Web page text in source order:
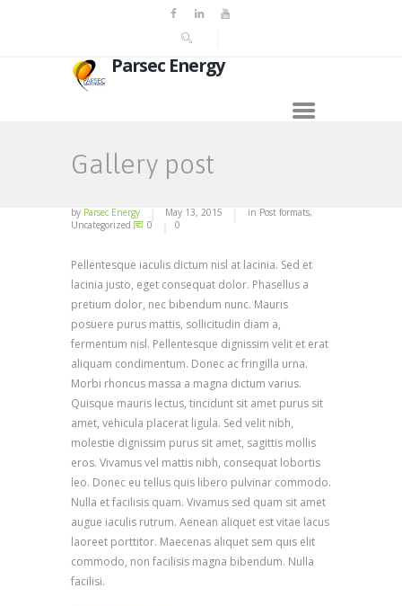
Parsec Energy
Gallery post
by Parsec Energy May 13, 2015 in Post formats,
Uncategorized
0 0
Pellentesque iaculis dictum nisl at lacinia. Sed et
lacinia justo, eget consequat dolor. Phasellus a
pretium dolor, nec bibendum nunc. Mauris
posuere purus mattis, sollicitudin diam a,
fermentum nisl. Pellentesque dignissim velit et erat
aliquam condimentum. Donec ac fringilla urna.
Morbi rhoncus massa a magna dictum varius.
Quisque mauris lectus, tincidunt sit amet purus sit
amet, vehicula placerat ligula. Sed velit nibh,
molestie dignissim purus sit amet, sagittis mollis
eros. Vivamus vel mattis nibh, consequat lobortis
leo. Donec eu tellus quis libero pulvinar commodo.
Nulla et facilisis quam. Vivamus sed quam sit amet
augue iaculis rutrum. Aenean aliquet est vitae lacus
laoreet porttitor. Maecenas aliquet sem quis elit
commodo, non facilisis magna bibendum. Nulla
facilisi.